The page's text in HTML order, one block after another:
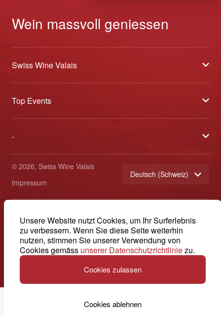
Unsere Website nutzt Cookies, um Ihr Surferlebnis
zu verbessern. Wenn Sie diese Seite weiterhin
nutzen, stimmen Sie unserer Verwendung von
Cookies gemäss unserer Datenschutzrichtliniezu.
Cookies zulassen
Cookies ablehnen
Wein massvoll geniessen
Swiss Wine Valais
Über uns
Allgemeine Geschäftsbedingungen
Kontakt
Top Events
Offene Weinkeller
Tavolata
Etoiles du Valais
-
Swiss Wine Valais - Avenue de la Gare 2 - CP 144 - 1964
Conthey - Suisse
+41 27 345 40 80
info@swisswinevalais.ch
© 2026, Swiss Wine Valais
Impressum
Deutsch (Schweiz)